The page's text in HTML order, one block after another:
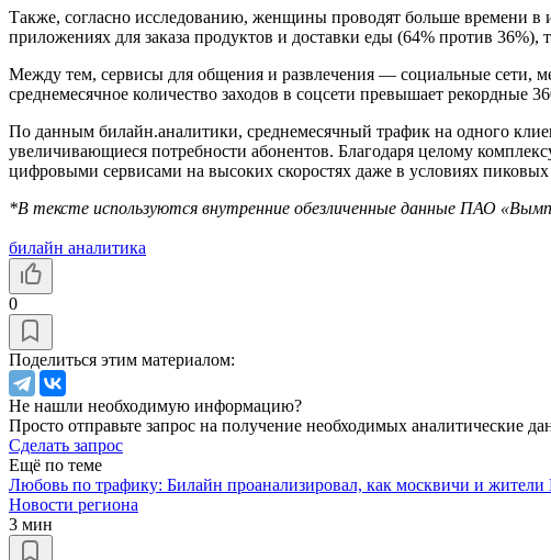
Также, согласно исследованию, женщины проводят больше времени в
приложениях для заказа продуктов и доставки еды (64% против
Между тем, сервисы для общения и развлечения — социальные сети,
среднемесячное количество заходов в соцсети превышает рекордные
По данным билайн.аналитики, среднемесячный трафик на одного
увеличивающиеся потребности абонентов. Благодаря целому
цифровыми сервисами на высоких скоростях даже в условиях пиковых
*В тексте используются внутренние обезличенные данные ПАО
билайн аналитика
0
Поделиться этим материалом:
Не нашли необходимую информацию?
Просто отправьте запрос на получение необходимых аналитические
Сделать запрос
Ещё по теме
Любовь по трафику: Билайн проанализировал, как москвичи и жители
Новости региона
3 мин